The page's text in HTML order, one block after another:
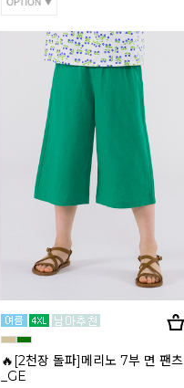
🔥[2천장 돌파]메리노 7부 면 팬츠
_GE